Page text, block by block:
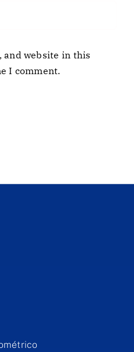
and website in this
I comment.